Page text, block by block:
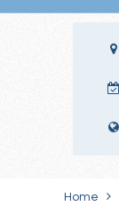
Home